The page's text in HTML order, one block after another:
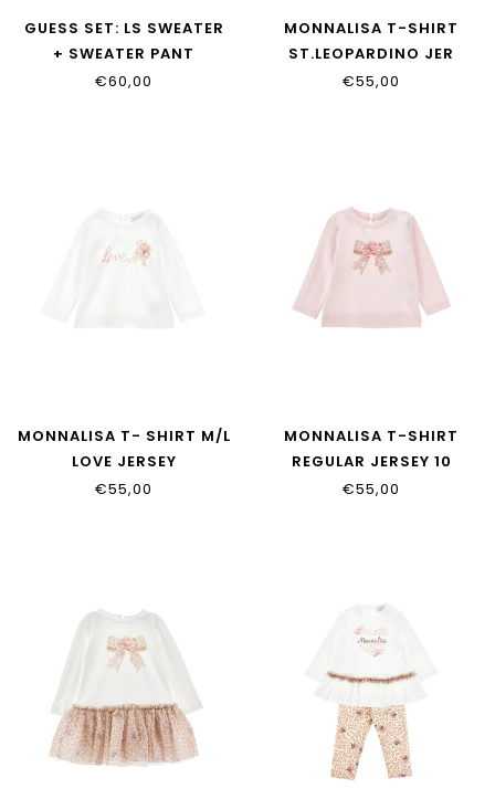
GUESS SET: LS SWEATER
+ SWEATER PANT
A6YG08_Z0827_G012
€60,00
MONNALISA T-SHIRT
ST.LEOPARDINO JER
39H601_8002_0001
€55,00
MONNALISA T- SHIRT M/L
LOVE JERSEY
39H604_8002_0001
€55,00
MONNALISA T-SHIRT
REGULAR JERSEY 10
39H600_8002_0091
€55,00